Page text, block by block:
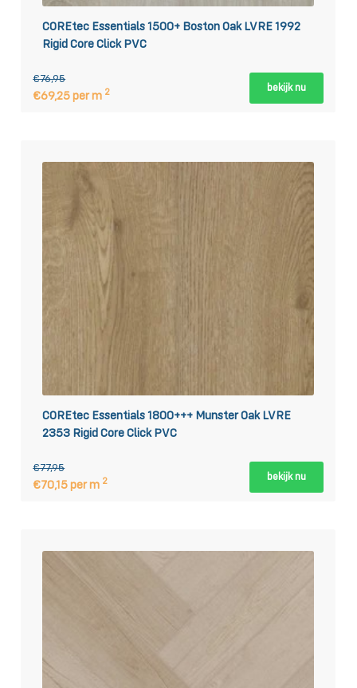
COREtec Essentials 1500+ Boston Oak LVRE 1992
Rigid Core Click PVC
€76,95
€69,25 per m 2 bekijk nu
COREtec Essentials 1800+++ Munster Oak LVRE
2353 Rigid Core Click PVC
€77,95
€70,15 per m 2 bekijk nu